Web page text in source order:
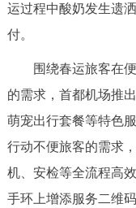
ENGLISH
DEUTSCH
ESPAÑOL
运过程中酸奶发生遗
付。
围绕春运旅客在便
的需求，首都机场推
萌宠出行套餐等特色
行动不便旅客的需求
机、安检等全流程高
手环上增添服务二维